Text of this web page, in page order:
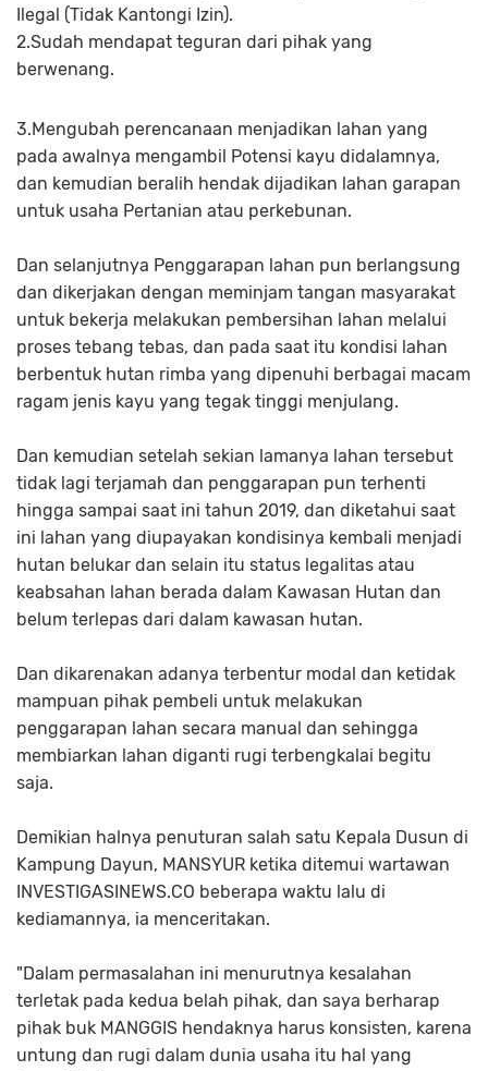
Ilegal (Tidak Kantongi Izin).
2.Sudah mendapat teguran dari pihak yang
berwenang.
3.Mengubah perencanaan menjadikan lahan yang
pada awalnya mengambil Potensi kayu didalamnya,
dan kemudian beralih hendak dijadikan lahan garapan
untuk usaha Pertanian atau perkebunan.
Dan selanjutnya Penggarapan lahan pun berlangsung
dan dikerjakan dengan meminjam tangan masyarakat
untuk bekerja melakukan pembersihan lahan melalui
proses tebang tebas, dan pada saat itu kondisi lahan
berbentuk hutan rimba yang dipenuhi berbagai macam
ragam jenis kayu yang tegak tinggi menjulang.
Dan kemudian setelah sekian lamanya lahan tersebut
tidak lagi terjamah dan penggarapan pun terhenti
hingga sampai saat ini tahun 2019, dan diketahui saat
ini lahan yang diupayakan kondisinya kembali menjadi
hutan belukar dan selain itu status legalitas atau
keabsahan lahan berada dalam Kawasan Hutan dan
belum terlepas dari dalam kawasan hutan.
Dan dikarenakan adanya terbentur modal dan ketidak
mampuan pihak pembeli untuk melakukan
penggarapan lahan secara manual dan sehingga
membiarkan lahan diganti rugi terbengkalai begitu
saja.
Demikian halnya penuturan salah satu Kepala Dusun di
Kampung Dayun, MANSYUR ketika ditemui wartawan
INVESTIGASINEWS.CO beberapa waktu lalu di
kediamannya, ia menceritakan.
"Dalam permasalahan ini menurutnya kesalahan
terletak pada kedua belah pihak, dan saya berharap
pihak buk MANGGIS hendaknya harus konsisten, karena
untung dan rugi dalam dunia usaha itu hal yang